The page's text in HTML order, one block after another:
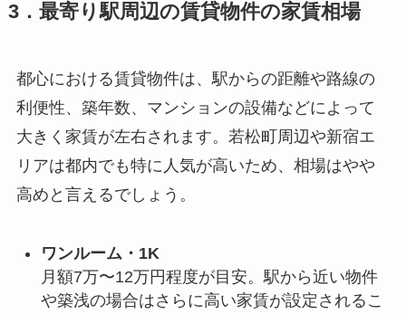
3．最寄り駅周辺の賃貸物件の家賃相場
都心における賃貸物件は、駅からの距離や路線の
利便性、築年数、マンションの設備などによって
大きく家賃が左右されます。若松町周辺や新宿エ
リアは都内でも特に人気が高いため、相場はやや
高めと言えるでしょう。
ワンルーム・1K
月額7万〜12万円程度が目安。駅から近い物件
や築浅の場合はさらに高い家賃が設定されるこ